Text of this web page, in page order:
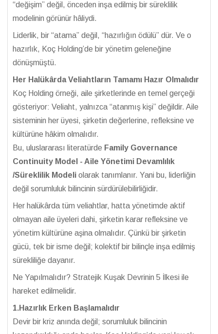
“değişim” değil, önceden inşa edilmiş bir süreklilik
modelinin görünür hâliydi.
Liderlik, bir “atama” değil, “hazırlığın ödülü” dür. Ve o
hazırlık, Koç Holding’de bir yönetim geleneğine
dönüşmüştü.
Her Halükârda Veliahtların Tamamı Hazır Olmalıdır
Koç Holding örneği, aile şirketlerinde en temel gerçeği
gösteriyor: Veliaht, yalnızca “atanmış kişi” değildir. Aile
sisteminin her üyesi, şirketin değerlerine, refleksine ve
kültürüne hâkim olmalıdır.
Bu, uluslararası literatürde Family Governance
Continuity Model - Aile Yönetimi Devamlılık
/Süreklilik Modeli olarak tanımlanır. Yani bu, liderliğin
değil sorumluluk bilincinin sürdürülebilirliğidir.
Her halükârda tüm veliahtlar, hatta yönetimde aktif
olmayan aile üyeleri dahi, şirketin karar refleksine ve
yönetim kültürüne aşina olmalıdır. Çünkü bir şirketin
gücü, tek bir isme değil; kolektif bir bilinçle inşa edilmiş
sürekliliğe dayanır.
Ne Yapılmalıdır? Stratejik Kuşak Devrinin 5 İlkesi ile
hareket edilmelidir.
1.Hazırlık Erken Başlamalıdır
Devir bir kriz anında değil; sorumluluk bilincinin